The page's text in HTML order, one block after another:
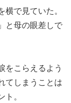
で見ていた。
と母の眼差しで
をこらえるよう
てしまうことは
ト。